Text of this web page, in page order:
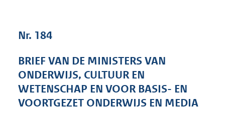
Nr. 184
BRIEF VAN DE MINISTERS VAN
ONDERWIJS, CULTUUR EN
WETENSCHAP EN VOOR BASIS- EN
VOORTGEZET ONDERWIJS EN MEDIA